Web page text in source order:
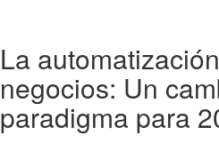
La
negocios: Un
paradigma para